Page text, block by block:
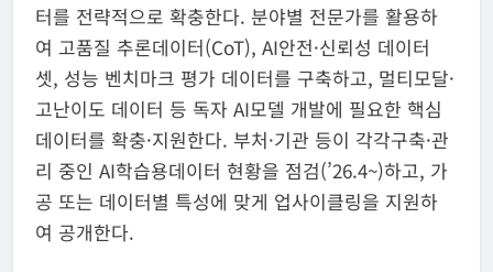
터를 전략적으로 확충한다. 분야별 전문가를 활용하
여 고품질 추론데이터(CoT), AI안전·신뢰성 데이터
셋, 성능 벤치마크 평가 데이터를 구축하고, 멀티모달·
고난이도 데이터 등 독자 AI모델 개발에 필요한 핵심
데이터를 확충·지원한다. 부처·기관 등이 각각구축·관
리 중인 AI학습용데이터 현황을 점검(’26.4~)하고, 가
공 또는 데이터별 특성에 맞게 업사이클링을 지원하
여 공개한다.